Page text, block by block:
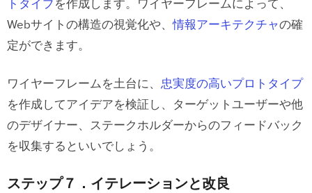
トタイプ を作成します。ワイヤーフレームによって、
Webサイトの構造の視覚化や、情報アーキテクチャの確
定ができます。
ワイヤーフレームを土台に、 忠実度の高いプロトタイプ
を作成してアイデアを検証し、ターゲットユーザーや他
のデザイナー、ステークホルダーからのフィードバック
を収集するといいでしょう。
ステップ７．イテレーションと改良